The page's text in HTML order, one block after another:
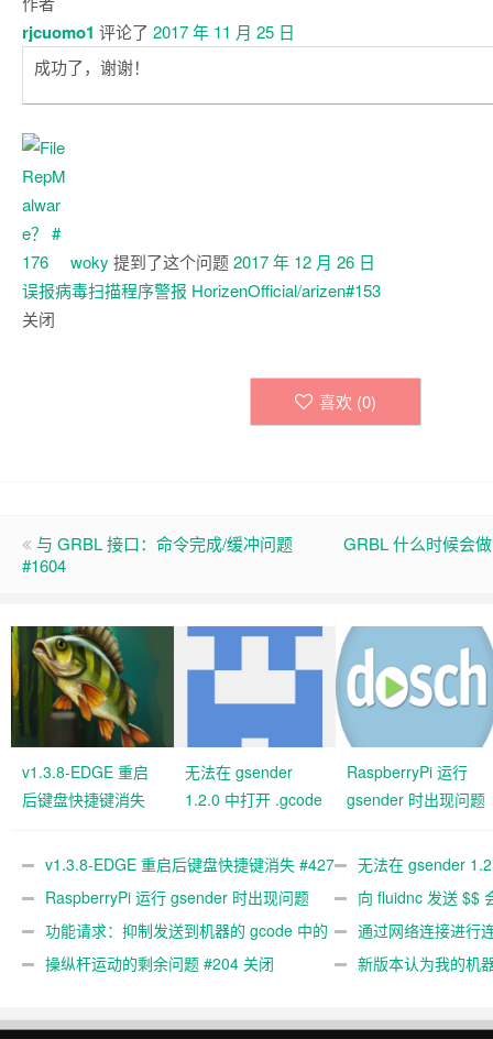
rjcuomo1 评论了 2017 年 11 月 25 日
成功了，谢谢！
woky 提到了这个问题2017 年 12 月 26 日
误报病毒扫描程序警报 HorizenOfficial/arizen#153
关闭
喜欢 (0)
与 GRBL 接口：命令完成/缓冲问题
#1604
GRBL 什么时候会
v1.3.8-EDGE 重启
后键盘快捷键消失
无法在 gsender
1.2.0 中打开 .gcode
RaspberryPi 运行
gsender 时出现问题
v1.3.8-EDGE 重启后键盘快捷键消失 #427
关闭
无法在 gsender
#367
RaspberryPi 运行 gsender 时出现问题
#89
向 fluidnc 发送 $$
#473
功能请求：抑制发送到机器的 gcode 中的
gcode 注释。 #444 关闭
通过网络连接进行
操纵杆运动的剩余问题 #204 关闭
新版本认为我的机